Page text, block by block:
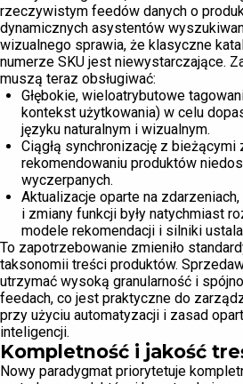
rzeczywistym feedów danych o
dynamicznych asystentów
wizualnego sprawia, że klasyczne
numerze SKU jest niewystarczające.
muszą teraz obsługiwać:
Głębokie, wieloatrybutowe
kontekst użytkowania) w celu
języku naturalnym i wizualnym.
Ciągłą synchronizację z
rekomendowaniu produktów
wyczerpanych.
Aktualizacje oparte na
i zmiany funkcji były natychmiast
modele rekomendacji i silniki
To zapotrzebowanie zmieniło
taksonomii treści produktów.
utrzymać wysoką granularność i
feedach, co jest praktyczne do
przy użyciu automatyzacji i zasad
inteligencji.
Kompletność i jakość
Nowy paradygmat priorytetuje